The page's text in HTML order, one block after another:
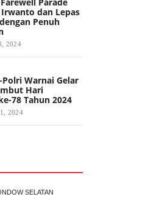
dan Lepas
Penuh
2024
Warnai Gelar
Hari
78 Tahun 2024
2024
SELATAN